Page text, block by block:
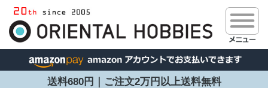
送料680円｜ご注文2万円以上送料無料